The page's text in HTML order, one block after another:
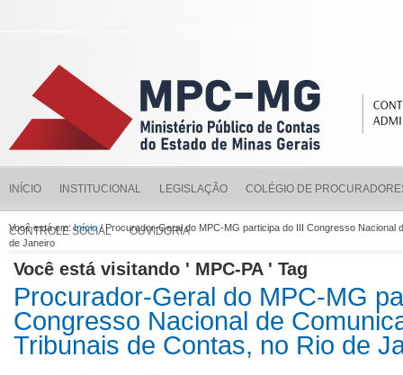
INÍCIO INSTITUCIONAL LEGISLAÇÃO COLÉGIO DE
CONTROLE SOCIAL OUVIDORIA
Você está em:Início/ Procurador-Geral do MPC-MG participa do III Congresso Nacional
de Janeiro
Você está visitando ' MPC-PA ' Tag
Procurador-Geral do MPC-MG
Congresso Nacional de
Tribunais de Contas, no Rio de